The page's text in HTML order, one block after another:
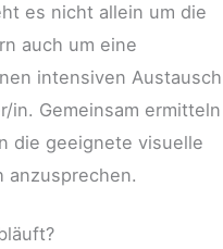
es nicht allein um die
auch um eine
intensiven Austausch
in. Gemeinsam ermitteln
die geeignete visuelle
anzusprechen.